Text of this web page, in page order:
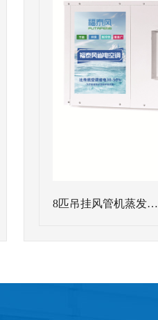
8匹吊挂风管机蒸发…